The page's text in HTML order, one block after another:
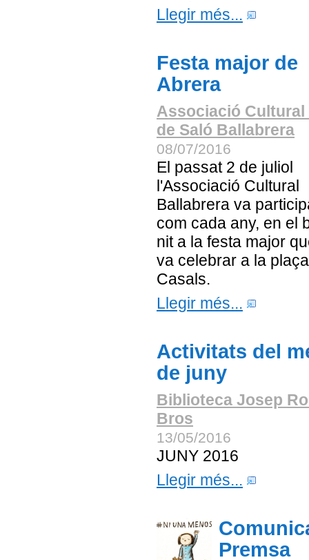
Llegir més...
Festa major de
Abrera
Associació Cultural
de Saló Ballabrera
08/07/2016
El passat 2 de juliol
l'Associació Cultural
Ballabrera va
com cada any, en el
nit a la festa major
va celebrar a la
Casals.
Llegir més...
Activitats del
de juny
Biblioteca Josep
Bros
13/05/2016
JUNY 2016
Llegir més...
Premsa